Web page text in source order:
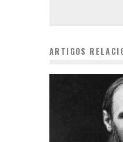
ARTIGOS